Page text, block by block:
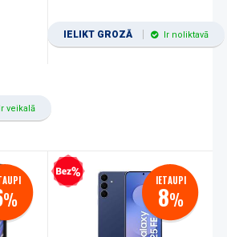
Ir veikalā
IELIKT GROZĀ Ir noliktavā
%
Bezprocentu kredīts IETAUPI
8%